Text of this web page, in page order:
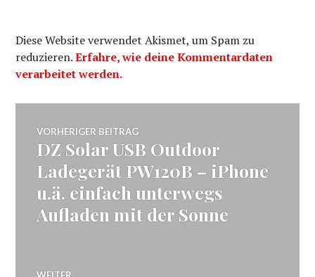
Diese Website verwendet Akismet, um Spam zu
reduzieren.Erfahre, wie deine Kommentardaten
verarbeitet werden.
Beitragsnavigation
VORHERIGER BEITRAG
Vorheriger
Beitrag:
DZ Solar USB Outdoor
Ladegerät PW120B – iPhone
u.ä. einfach unterwegs
Aufladen mit der Sonne